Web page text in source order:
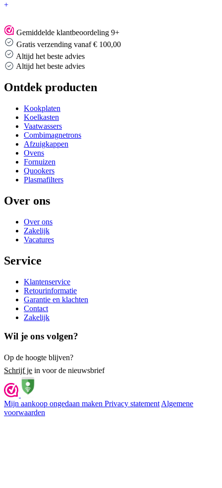
+
Gemiddelde klantbeoordeling 9+
Gratis verzending vanaf € 100,00
Altijd het beste advies
Altijd het beste advies
Ontdek producten
Kookplaten
Koelkasten
Vaatwassers
Combimagnetrons
Afzuigkappen
Ovens
Fornuizen
Quookers
Plasmafilters
Over ons
Over ons
Zakelijk
Vacatures
Service
Klantenservice
Retourinformatie
Garantie en klachten
Contact
Zakelijk
Wil je ons volgen?
Op de hoogte blijven?
Schrijf je in voor de nieuwsbrief
Mijn aankoop ongedaan maken Privacy statement Algemene
voorwaarden